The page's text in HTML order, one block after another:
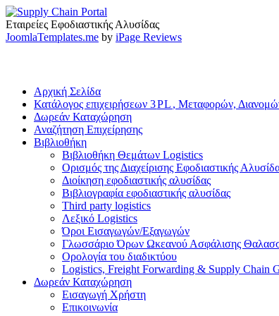
Εταιρείες Εφοδιαστικής Αλυσίδας
Joom​laTem​plates​.me by iPage Reviews
Αρχική Σελίδα
Κατάλογος επιχειρήσεων 3PL , Μεταφορών,
Δωρεάν Καταχώρηση
Αναζήτηση Επιχείρησης
Βιβλιοθήκη
Βιβλιοθήκη Θεμάτων Logis­tics
Ορισμός της Διαχείρισης Εφοδιαστικής
Διοίκηση εφοδιαστικής αλυσίδας
Βιβλιογραφία εφοδιαστικής αλυσίδας
Third party logis­tics
Λεξικό Logis­tics
Όροι Εισαγωγών/​Εξαγωγών
Γλωσσάριο Όρων Ωκεανού Ασφάλισης
Ορολογία του διαδικτύου
Logis­tics, Freight For­ward­ing & Sup­ply Chain
Δωρεάν Καταχώρηση
Εισαγωγή Χρήστη
Επικοινωνία